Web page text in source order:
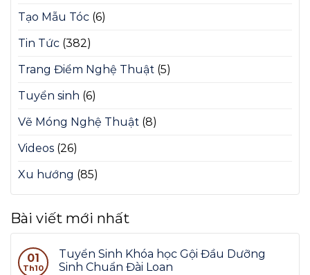
Tạo Mẫu Tóc (6)
Tin Tức (382)
Trang Điểm Nghệ Thuật (5)
Tuyển sinh (6)
Vẽ Móng Nghệ Thuật (8)
Videos (26)
Xu hướng (85)
Bài viết mới nhất
01
Th10
Tuyển Sinh Khóa học Gội Đầu Dưỡng
Sinh Chuẩn Đài Loan